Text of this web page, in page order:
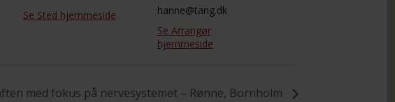
Se Sted hjemmeside
hanne@tang.dk
Se Arrangør
hjemmeside
med fokus på nervesystemet – Rønne, Bornholm